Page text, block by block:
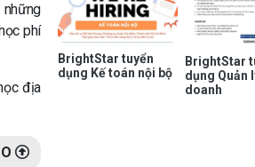
phí
địa
BrightStar tuyển
dụng Kế toán nội bộ
BrightStar
dụng Quản
doanh